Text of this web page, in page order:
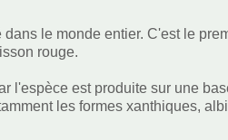
le monde entier. C'est le
rouge.
l'espèce est produite sur une
les formes xanthiques,